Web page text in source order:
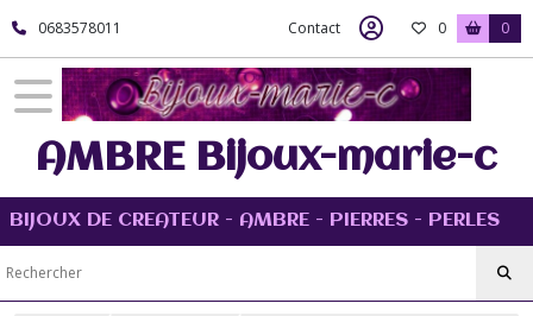
0683578011 Contact 0 0
AMBRE Bijoux-marie-c
BIJOUX DE CREATEUR - AMBRE - PIERRES - PERLES